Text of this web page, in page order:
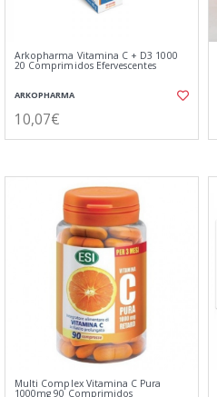
Arkopharma Vitamina C + D3 1000
20 Comprimidos Efervescentes
ARKOPHARMA
10,07€
Multi Complex Vitamina C Pura
1000mg 90 Comprimidos